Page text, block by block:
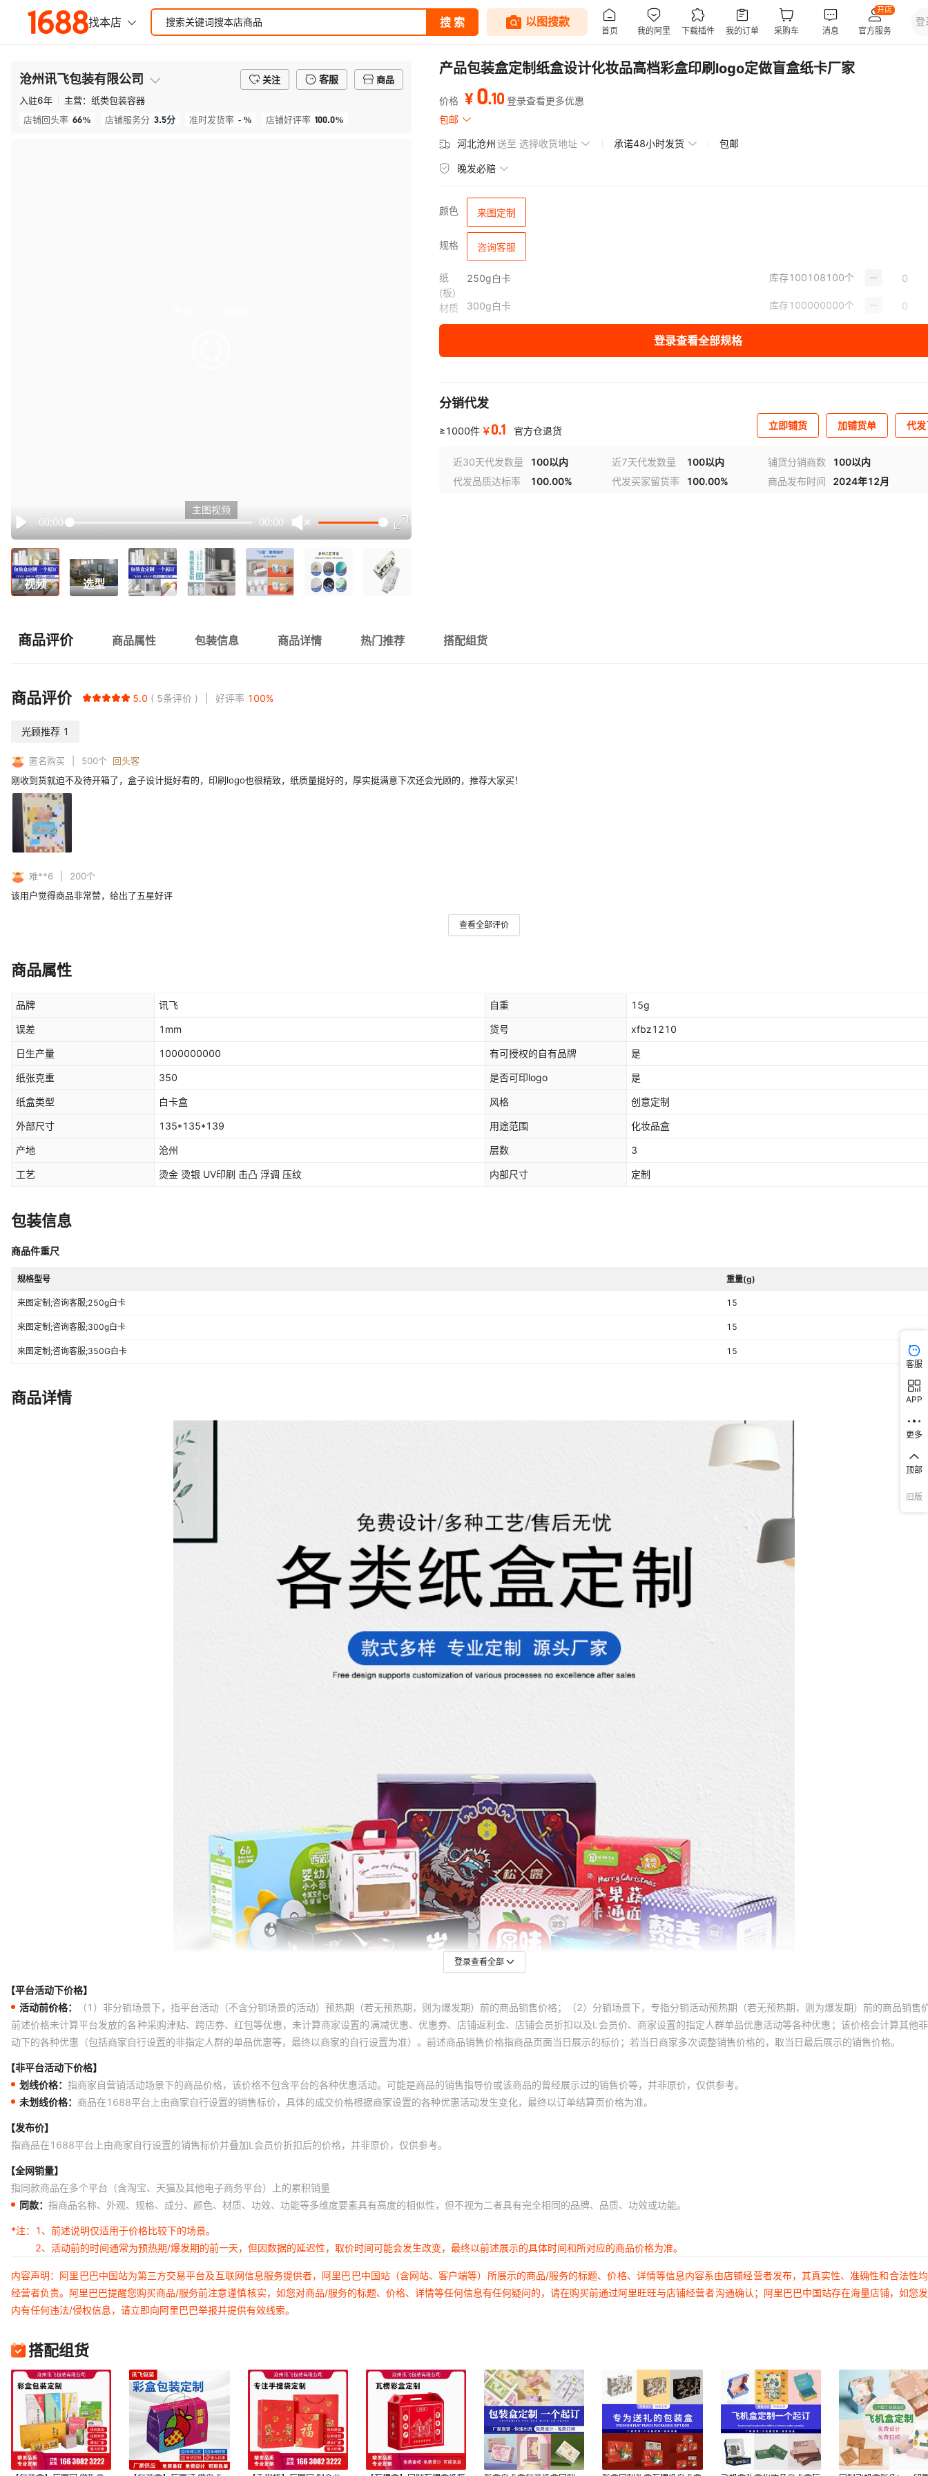
沧州讯飞包装有限公司 关注 客服
商品
入驻6年 主营： 纸类包装容器
店铺回头率 66% 店铺服务分 3.5分 准时发货率 - % 店铺好评率 100.0%
Play
00:00 00:00
主图视频
视频 选型
产品包装盒定制纸盒设计化妆品高档彩盒印刷logo定做盲盒纸卡厂家
价格 ¥ 0.10 登录查看更多优惠
包邮
河北沧州送至 选择收货地址 承诺48小时发货 包邮
晚发必赔
颜色 来图定制
规格 咨询客服
纸
(板)
材质
250g白卡 库存100108100个
300g白卡 库存100000000个
登录查看全部规格
分销代发
≥1000件 ￥0.1 官方仓退货 立即铺货 加铺货单 代
近30天代发数量 100以内 近7天代发数量 100以内 铺货分销商数
100以内
代发品质达标率
100.00% 代发买家留货率 100.00% 商品发布时间 2024年12月
商品评价 商品属性 包装信息 商品详情 热门推荐 搭配组货
商品评价 5.0 5条评价 好评率 100%
光顾推荐 1
匿名购买 500个 回头客
刚收到货就迫不及待开箱了，盒子设计挺好看的，印刷logo也很精致，纸质量挺好的，厚实挺满意下次还会光顾的，推荐大家买！
难**6 200个
该用户觉得商品非常赞，给出了五星好评
查看全部评价
商品属性
品牌 讯飞 自重 15g
误差 1mm 货号 xfbz1210
日生产量 1000000000 有可授权的自有品牌 是
纸张克重 350 是否可印logo 是
纸盒类型 白卡盒 风格 创意定制
外部尺寸 135*135*139 用途范围 化妆品盒
产地 沧州 层数 3
工艺 烫金 烫银 UV印刷 击凸 浮调 压纹 内部尺寸 定制
包装信息
商品件重尺
规格型号 重量(g)
来图定制;咨询客服;250g白卡 15
来图定制;咨询客服;300g白卡 15
来图定制;咨询客服;350G白卡 15
商品详情
登录查看全部
【平台活动下价格】
活动前价格：
（1）非分销场景下，指平台活动（不含分销场景的活动）预热期（若无预热期，则为爆发期）前的商品销售价格；（2）分销场景下，专指分销活动预热期（若无预热期，则为爆发期）前的商品销售
前述价格未计算平台发放的各种采购津贴、跨店券、红包等优惠，未计算商家设置的满减优惠、优惠券、店铺返利金、店铺会员折扣以及L会员价、商家设置的指定人群单品优惠活动等各种优惠；该价格会计算其他
动下的各种优惠（包括商家自行设置的非指定人群的单品优惠等，最终以商家的自行设置为准）。前述商品销售价格指商品页面当日展示的标价；若当日商家多次调整销售价格的，取当日最后展示的销售价格。
【非平台活动下价格】
划线价格： 指商家自营销活动场景下的商品价格，该价格不包含平台的各种优惠活动。可能是商品的销售指导价或该商品的曾经展示过的销售价等，并非原价，仅供参考。
未划线价格： 商品在1688平台上由商家自行设置的销售标价，具体的成交价格根据商家设置的各种优惠活动发生变化，最终以订单结算页价格为准。
【发布价】
指商品在1688平台上由商家自行设置的销售标价并叠加L会员价折扣后的价格，并非原价，仅供参考。
【全网销量】
指同款商品在多个平台（含淘宝、天猫及其他电子商务平台）上的累积销量
同款： 指商品名称、外观、规格、成分、颜色、材质、功效、功能等多维度要素具有高度的相似性，但不视为二者具有完全相同的品牌、品质、功效或功能。
*注：
1、前述说明仅适用于价格比较下的场景。
2、活动前的时间通常为预热期/爆发期的前一天，但因数据的延迟性，取价时间可能会发生改变，最终以前述展示的具体时间和所对应的商品价格为准。
内容声明：阿里巴巴中国站为第三方交易平台及互联网信息服务提供者，阿里巴巴中国站（含网站、客户端等）所展示的商品/服务的标题、价格、详情等信息内容系由店铺经营者发布，其真实性、准确性和合法性
经营者负责。阿里巴巴提醒您购买商品/服务前注意谨慎核实，如您对商品/服务的标题、价格、详情等任何信息有任何疑问的，请在购买前通过阿里旺旺与店铺经营者沟通确认；阿里巴巴中国站存在海量店铺，如您
内有任何违法/侵权信息，请立即向阿里巴巴举报并提供有效线索。
搭配组货
客服
APP
更多
顶部
旧版